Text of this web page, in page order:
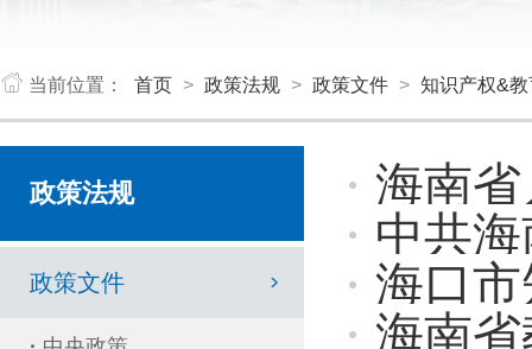
当前位置： 首页 > 政策法规 > 政策文件 > 知识产权&教
政策法规
政策文件
海南省人民
中共海南省
海口市
海南省教